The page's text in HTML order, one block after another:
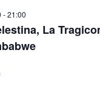
-21:00
La